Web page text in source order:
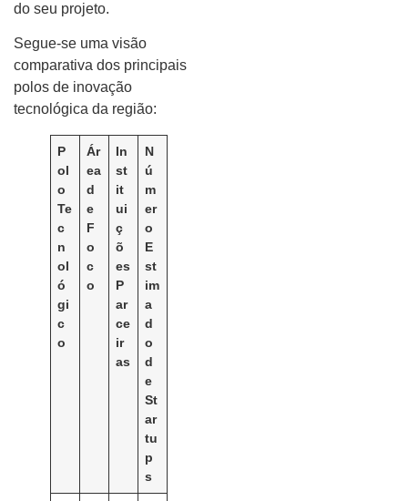
do seu projeto.
Segue-se uma visão
comparativa dos principais
polos de inovação
tecnológica da região:
P
ol
o
Te
c
n
ol
ó
gi
c
o
Ár
ea
d
e
F
o
c
o
In
st
it
ui
ç
õ
es
P
ar
ce
ir
as
N
ú
m
er
o
E
st
im
a
d
o
d
e
St
ar
tu
p
s